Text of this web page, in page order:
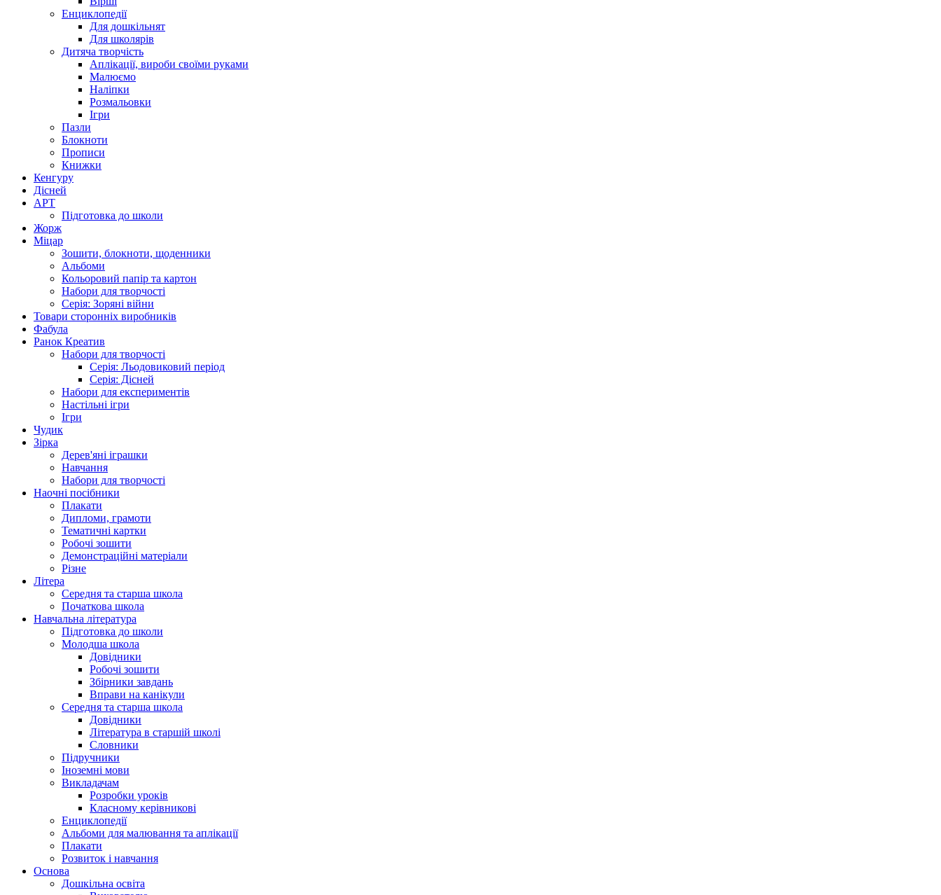
Енциклопедії
Для дошкільнят
Для школярів
Дитяча творчість
Аплікації, вироби своїми руками
Малюємо
Наліпки
Розмальовки
Ігри
Пазли
Блокноти
Прописи
Книжки
Кенгуру
Дісней
АРТ
Підготовка до школи
Жорж
Міцар
Зошити, блокноти, щоденники
Альбоми
Кольоровий папір та картон
Набори для творчості
Серія: Зоряні війни
Товари сторонніх виробників
Фабула
Ранок Креатив
Набори для творчості
Серія: Льодовиковий період
Серія: Дісней
Набори для експериментів
Настільні ігри
Ігри
Чудик
Зірка
Дерев'яні іграшки
Навчання
Набори для творчості
Наочні посібники
Плакати
Дипломи, грамоти
Тематичні картки
Робочі зошити
Демонстраційні матеріали
Різне
Літера
Середня та старша школа
Початкова школа
Навчальна література
Підготовка до школи
Молодша школа
Довідники
Робочі зошити
Збірники завдань
Вправи на канікули
Середня та старша школа
Довідники
Література в старшій школі
Словники
Підручники
Іноземні мови
Викладачам
Розробки уроків
Класному керівникові
Енциклопедії
Альбоми для малювання та аплікації
Плакати
Розвиток і навчання
Основа
Дошкільна освіта